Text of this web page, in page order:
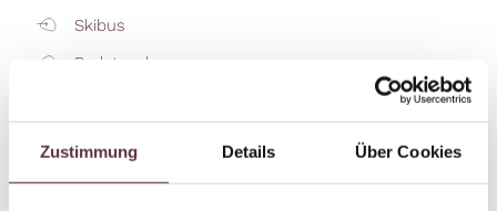
Zustimmung Details Über Cookies
Skibus
Badetasche